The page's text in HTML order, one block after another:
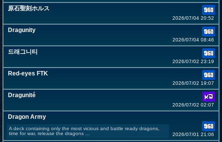
原石聖刻ホルス
2026/07/04 20:52
Dragunity
2026/07/04 08:46
드래그니티
2026/07/02 23:19
Red-eyes FTK
2026/07/02 19:07
Dragunité
2026/07/02 02:07
Dragon Army
A deck containing only the most vicious and battle ready dragons,
time for war, release the dragons ...
2026/07/01 21:06